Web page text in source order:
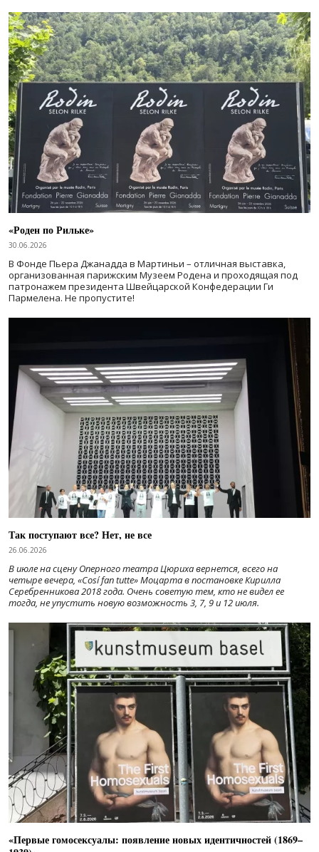
«Роден по Рильке»
30.06.2026
В Фонде Пьера Джанадда в Мартиньи – отличная выставка,
организованная парижским Музеем Родена и проходящая под
патронажем президента Швейцарской Конфедерации Ги
Пармелена. Не пропустите!
Так поступают все? Нет, не все
26.06.2026
В июле на сцену Оперного театра Цюриха вернется, всего на
четыре вечера, «Cosí fan tutte» Моцарта в постановке Кирилла
Серебренникова 2018 года. Очень советую тем, кто не видел ее
тогда, не упустить новую возможность 3, 7, 9 и 12 июля.
«Первые гомосексуалы: появление новых идентичностей (1869–